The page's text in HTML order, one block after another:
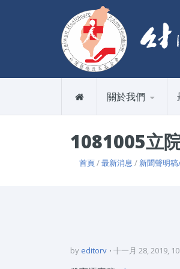
關於我們
1081005立
首頁/最新消息 / 新聞聲明
by editorv 十一月 28, 2019,